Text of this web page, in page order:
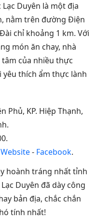
Duyên là một địa
nằm trên đường Điện
chỉ khoảng 1 km. Với
món ăn chay, nhà
của nhiều thực
thích ẩm thực lành
Phủ, KP. Hiệp Thạnh,
Website- Facebook.
hoành tráng nhất tỉnh
Duyên đã dày công
bản địa, chắc chắn
tính nhất!